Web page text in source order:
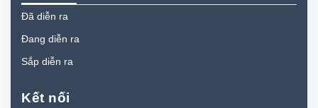
Đã diễn ra
Đang diễn ra
Sắp diễn ra
Kết nối